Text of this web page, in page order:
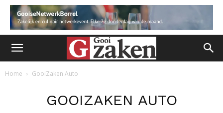
Home GooiZaken Auto
GOOIZAKEN AUTO